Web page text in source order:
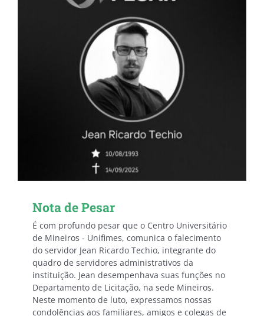
Nota de Pesar
É com profundo pesar que o Centro Universitário
de Mineiros - Unifimes, comunica o falecimento
do servidor Jean Ricardo Techio, integrante do
quadro de servidores administrativos da
instituição. Jean desempenhava suas funções no
Departamento de Licitação, na sede Mineiros.
Neste momento de luto, expressamos nossas
condolências aos familiares, amigos e colegas de